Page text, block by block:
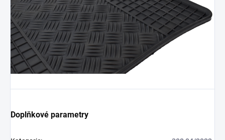
Doplňkové parametry